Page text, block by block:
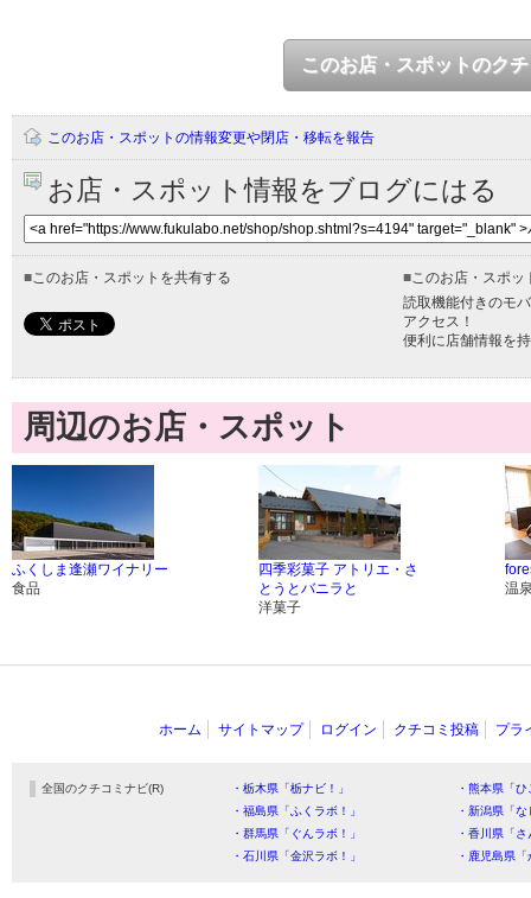
このお店・スポットのク
このお店・スポットの情報変更や閉店・移転を報告
お店・スポット情報をブログにはる
■このお店・スポットを共有する ■このお店・スポッ
読取機能付きのモ
アクセス！
便利に店舗情報を
周辺のお店・スポット
ふくしま逢瀬ワイナリー
食品
四季彩菓子 アトリエ・さ
とうとバニラと
洋菓子
温
ホーム サイトマップ ログイン クチコミ投稿 プラ
全国のクチコミナビ(R) ・栃木県「栃ナビ！」
・熊本県「
・福島県「ふくラボ！」
・新潟県「
・群馬県「ぐんラボ！」
・香川県「
・石川県「金沢ラボ！」
・鹿児島県